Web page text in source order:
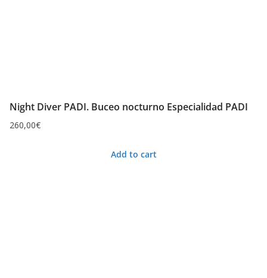
Night Diver PADI. Buceo nocturno Especialidad PADI
260,00€
Add to cart